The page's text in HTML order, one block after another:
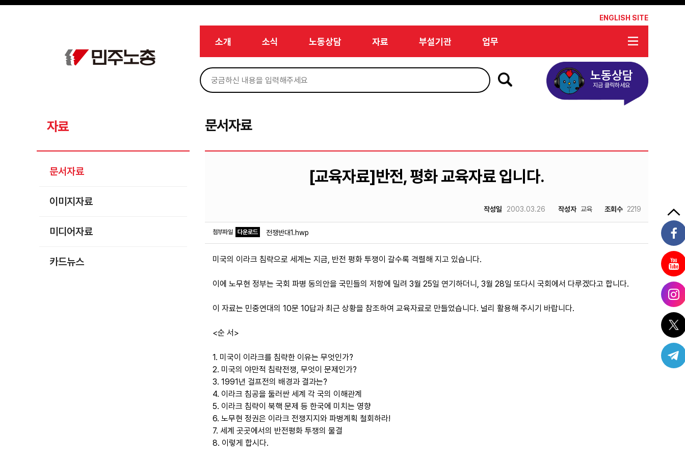
메뉴 건너뛰기
ENGLISH SITE
소개 소식 노동상담 자료 부설기관 업무
노동상담
지금 클릭하세요
자료
문서자료
이미지자료
미디어자료
카드뉴스
문서자료
[교육자료]반전, 평화 교육자료 입니다.
작성일 2003.03.26 작성자 교육 조회수 2219
첨부파일 다운로드 전쟁반대1.hwp
미국의 이라크 침략으로 세계는 지금, 반전 평화 투쟁이 갈수록 격렬해 지고 있습니다.
이에 노무현 정부는 국회 파병 동의안을 국민들의 저항에 밀려 3월 25일 연기하더니, 3월 28일 또다시 국회에서 다루겠다고 합니다.
이 자료는 민중연대의 10문 10답과 최근 상황을 참조하여 교육자료로 만들었습니다. 널리 활용해 주시기 바랍니다.
<순 서>
1. 미국이 이라크를 침략한 이유는 무엇인가?
2. 미국의 야만적 침략전쟁, 무엇이 문제인가?
3. 1991년 걸프전의 배경과 결과는?
4. 이라크 침공을 둘러싼 세계 각 국의 이해관계
5. 이라크 침략이 북핵 문제 등 한국에 미치는 영향
6. 노무현 정권은 이라크 전쟁지지와 파병계획 철회하라!
7. 세계 곳곳에서의 반전평화 투쟁의 물결
8. 이렇게 합시다.
Sketchbook5, 스케치북5
Sketchbook5, 스케치북5